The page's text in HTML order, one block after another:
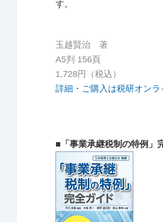
す。
玉越賢治 著
A5判 156頁
1,728円（税込）
詳細・ご購入は税研オンラ
■「事業承継税制の特例」